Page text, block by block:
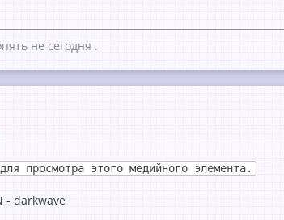
не сегодня .
просмотра этого медийного элемента.
- darkwave